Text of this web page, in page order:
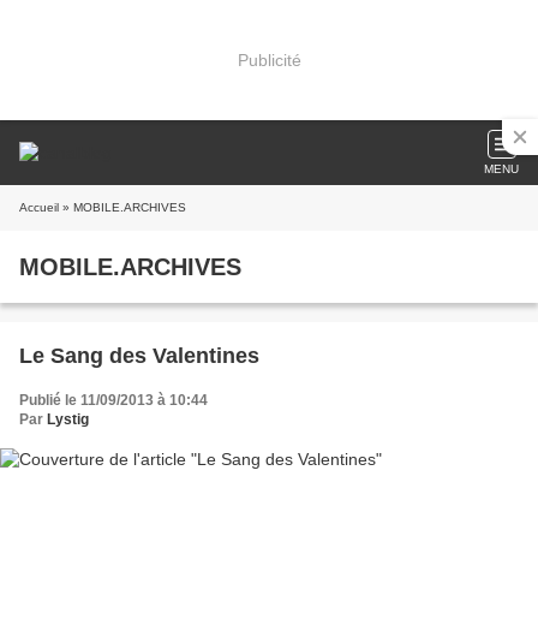
Publicité
MENU
Accueil » MOBILE.ARCHIVES
MOBILE.ARCHIVES
Le Sang des Valentines
Publié le 11/09/2013 à 10:44
Par Lystig